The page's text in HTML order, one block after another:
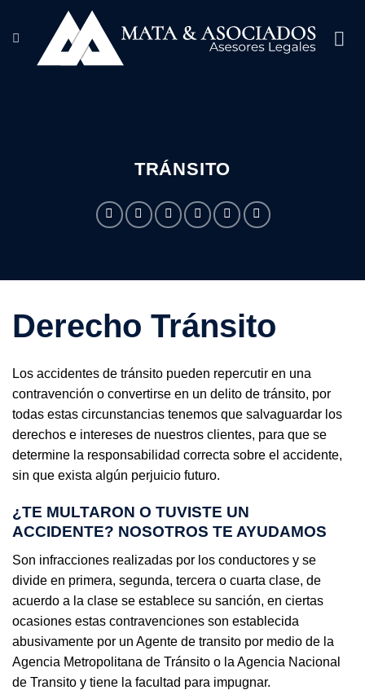
contenido
TRÁNSITO
Derecho Tránsito
Los accidentes de tránsito pueden repercutir en una
contravención o convertirse en un delito de tránsito, por
todas estas circunstancias tenemos que salvaguardar los
derechos e intereses de nuestros clientes, para que se
determine la responsabilidad correcta sobre el accidente,
sin que exista algún perjuicio futuro.
¿TE MULTARON O TUVISTE UN
ACCIDENTE? NOSOTROS TE AYUDAMOS
Son infracciones realizadas por los conductores y se
divide en primera, segunda, tercera o cuarta clase, de
acuerdo a la clase se establece su sanción, en ciertas
ocasiones estas contravenciones son establecida
abusivamente por un Agente de transito por medio de la
Agencia Metropolitana de Tránsito o la Agencia Nacional
de Transito y tiene la facultad para impugnar.